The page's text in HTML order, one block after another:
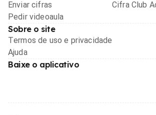
Enviar cifras
Pedir videoaula
Cifra Club
Sobre o site
Termos de uso e privacidade
Ajuda
Baixe o aplicativo